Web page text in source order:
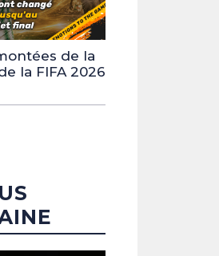
de la
la FIFA 2026